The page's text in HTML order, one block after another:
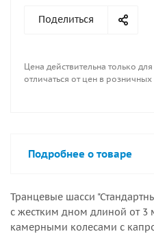
Поделиться
Цена действительна только
отличаться от цен в
Подробнее о товаре
Транцевые шасси
с жестким дном длиной от
камерными колесами с